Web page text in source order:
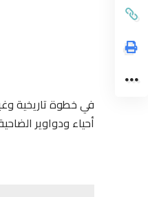
في خطوة تاريخية
أحياء ودواوير